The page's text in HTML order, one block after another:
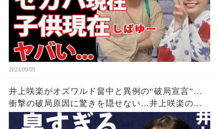
2024/09/09
井上咲楽がオズワルド畠中と異例の“破局宣言”…
衝撃の破局原因に驚きを隠せない…井上咲楽の介
護生活の真相